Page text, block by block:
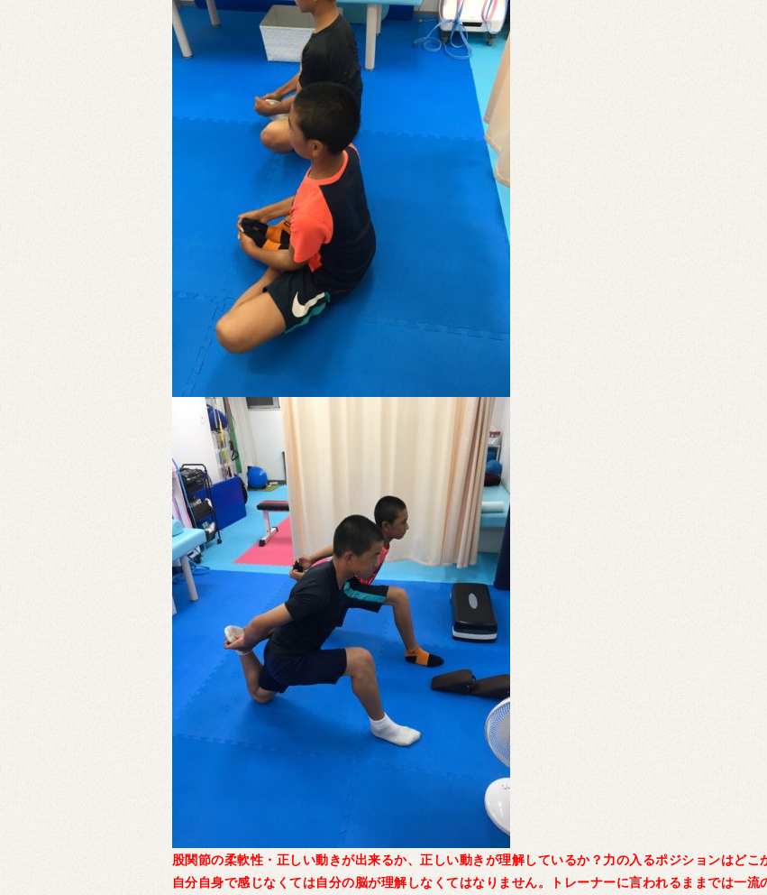
股関節の柔軟性・正しい動きが出来るか、正しい動きが理解しているか？力の入るポジションはどこ
自分自身で感じなくては自分の脳が理解しなくてはなりません。トレーナーに言われるままでは一流